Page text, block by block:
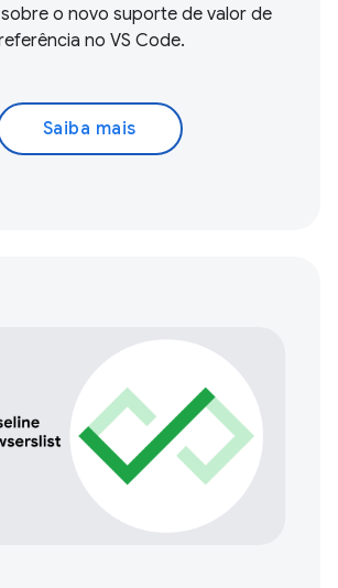
sobre o novo suporte de valor de
no VS Code.
Saiba mais